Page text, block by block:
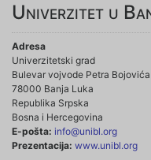
Univerzitet u
Adresa
Univerzitetski grad
Bulevar vojvode Petra Bojovića
78000 Banja Luka
Republika Srpska
Bosna i Hercegovina
E-pošta: info@unibl.org
Prezentacija: www.unibl.org